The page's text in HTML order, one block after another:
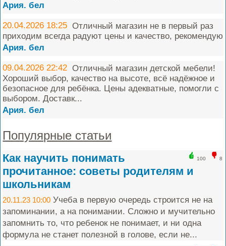
Ария. бел
20.04.2026 18:25 Отличный магазин не в первый раз
приходим всегда радуют цены и качество, рекомендую
Ария. бел
09.04.2026 22:42 Отличный магазин детской мебели!
Хороший выбор, качество на высоте, всё надёжное и
безопасное для ребёнка. Цены адекватные, помогли с
выбором. Доставк...
Ария. бел
Популярные статьи
100 8
Как научить понимать
прочитанное: советы родителям и
школьникам
20.11.23 10:00 Учеба в первую очередь строится не на
запоминании, а на понимании. Сложно и мучительно
запомнить то, что ребенок не понимает, и ни одна
формула не станет полезной в голове, если не...